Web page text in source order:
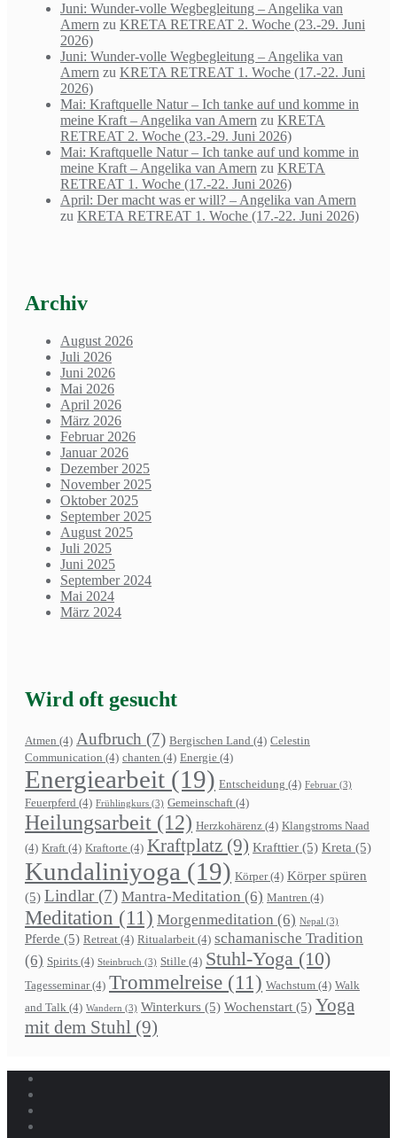
Juni: Wunder-volle Wegbegleitung – Angelika van
Amern zu KRETA RETREAT 2. Woche (23.-29. Juni
2026)
Juni: Wunder-volle Wegbegleitung – Angelika van
Amern zu KRETA RETREAT 1. Woche (17.-22. Juni
2026)
Mai: Kraftquelle Natur – Ich tanke auf und komme in
meine Kraft – Angelika van Amern zu KRETA
RETREAT 2. Woche (23.-29. Juni 2026)
Mai: Kraftquelle Natur – Ich tanke auf und komme in
meine Kraft – Angelika van Amern zu KRETA
RETREAT 1. Woche (17.-22. Juni 2026)
April: Der macht was er will? – Angelika van Amern
zu KRETA RETREAT 1. Woche (17.-22. Juni 2026)
Archiv
August 2026
Juli 2026
Juni 2026
Mai 2026
April 2026
März 2026
Februar 2026
Januar 2026
Dezember 2025
November 2025
Oktober 2025
September 2025
August 2025
Juli 2025
Juni 2025
September 2024
Mai 2024
März 2024
Wird oft gesucht
Atmen (4) Aufbruch (7) Bergischen Land (4) Celestin
Communication (4) chanten (4) Energie (4)
Energiearbeit (19) Entscheidung (4) Februar (3)
Feuerpferd (4) Frühlingkurs (3) Gemeinschaft (4)
Heilungsarbeit (12) Herzkohärenz (4) Klangstroms Naad
(4) Kraft (4) Kraftorte (4) Kraftplatz (9) Krafttier (5) Kreta (5)
Kundaliniyoga (19) Körper(4) Körper spüren
(5) Lindlar(7) Mantra-Meditation (6) Mantren (4)
Meditation (11) Morgenmeditation (6) Nepal (3)
Pferde (5) Retreat (4) Ritualarbeit (4) schamanische Tradition
(6) Spirits (4) Steinbruch (3) Stille (4) Stuhl-Yoga (10)
Tagesseminar(4) Trommelreise (11) Wachstum (4) Walk
and Talk (4) Wandern (3) Winterkurs (5) Wochenstart (5) Yoga
mit dem Stuhl (9)